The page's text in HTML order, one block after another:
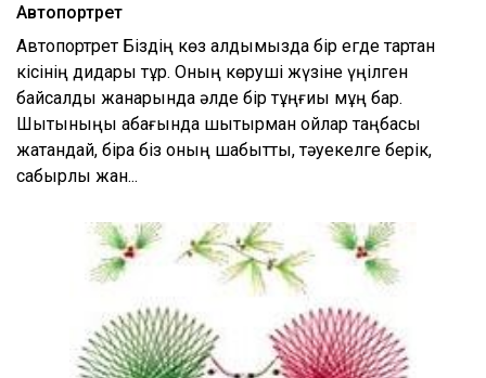
Автопортрет
Автопортрет Біздің көз алдымызда бір егде тартқан
кісінің дидары тұр. Оның көруші жүзіне үңілген
байсалды жанарында әлде бір тұңғиық мұң бар.
Шытыныңқы қабағында шытырман ойлар таңбасы
жатқандай, бірақ біз оның шабытты, тәуекелге берік,
сабырлы жан...